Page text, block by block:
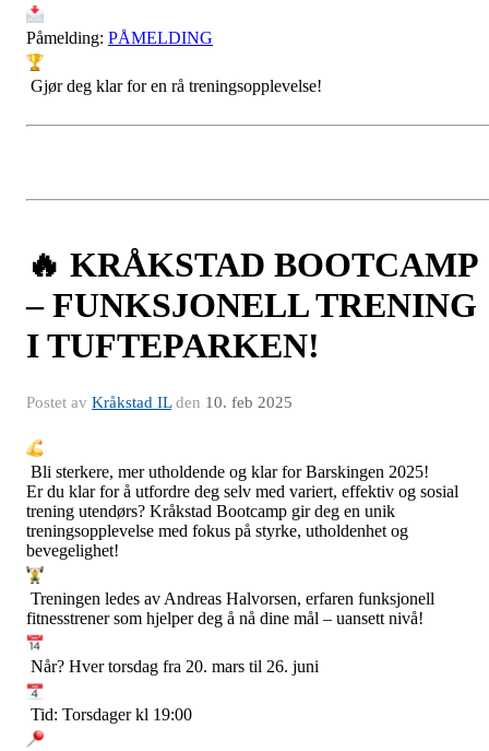
Påmelding: PÅMELDING
Gjør deg klar for en rå treningsopplevelse!
🔥 KRÅKSTAD BOOTCAMP
– FUNKSJONELL TRENING
I TUFTEPARKEN!
Postet av Kråkstad ILden 10. feb 2025
Bli sterkere, mer utholdende og klar for Barskingen 2025!
Er du klar for å utfordre deg selv med variert, effektiv og sosial
trening utendørs? Kråkstad Bootcamp gir deg en unik
treningsopplevelse med fokus på styrke, utholdenhet og
bevegelighet!
Treningen ledes av Andreas Halvorsen, erfaren funksjonell
fitnesstrener som hjelper deg å nå dine mål – uansett nivå!
Når? Hver torsdag fra 20. mars til 26. juni
Tid: Torsdager kl 19:00